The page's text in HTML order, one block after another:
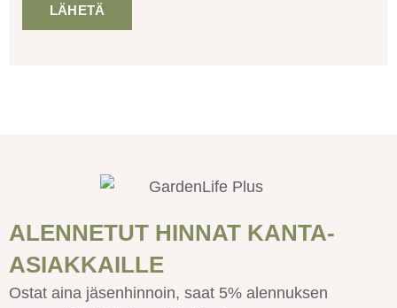
ALENNETUT HINNAT KANTA-
ASIAKKAILLE
Ostat aina jäsenhinnoin, saat 5% alennuksen